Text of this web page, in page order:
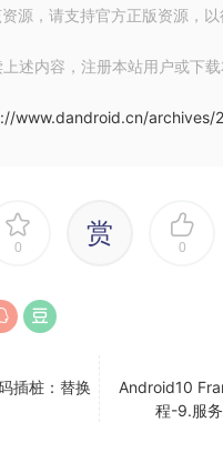
源，请支持官方正版资源，
述内容，注册本站用户或下
www.dandroid.cn/archives/
0 赏 0
插桩：替换
Android10
程-9.服